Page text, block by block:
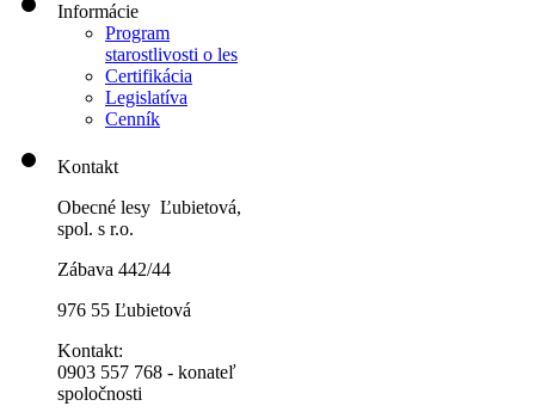
Informácie
Program
starostlivosti o les
Certifikácia
Legislatíva
Cenník
Kontakt
Obecné lesy Ľubietová,
spol. s r.o.
Zábava 442/44
976 55 Ľubietová
Kontakt:
0903 557 768 - konateľ
spoločnosti